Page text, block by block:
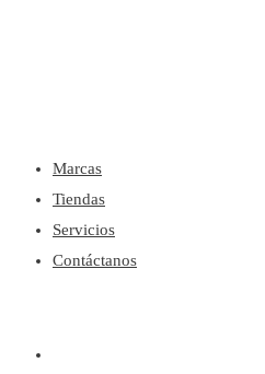
Menú
Marcas
Tiendas
Servicios
Contáctanos
Menú